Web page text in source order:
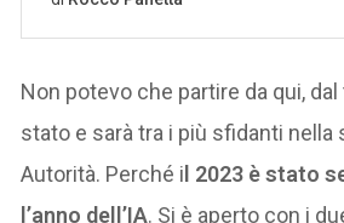
Non potevo che partire da qui,
stato e sarà tra i più sfidanti nella
Autorità. Perché i l 2023 è stato
l’anno dell’IA. Si è aperto con i